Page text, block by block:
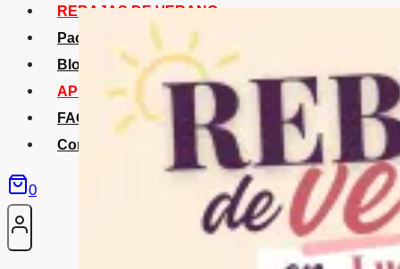
REBAJAS DE VERANO
Packs Verano
Blog
APP La Tribu
FAQS
Contacto
0